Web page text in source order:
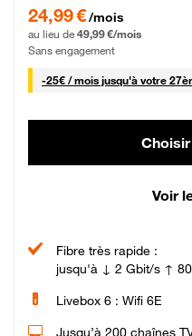
24,99 € par mois pendant 0 mois
24,99 €/mois
au lieu de 49,99 €/mois
Sans engagement
-25€ / mois25 € par mois
jusqu'à votre
Voir
Fibre très rapide :
jusqu'à ↓ 2 Gbit/s ↑
Livebox 6 : Wifi 6E
Jusqu’à 200 chaînes